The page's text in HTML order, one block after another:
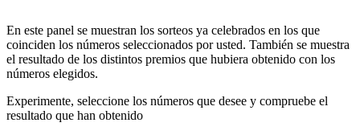
En este panel se muestran los sorteos ya celebrados en los que
coinciden los números seleccionados por usted. También se muestra
el resultado de los distintos premios que hubiera obtenido con los
números elegidos.
Experimente, seleccione los números que desee y compruebe el
resultado que han obtenido